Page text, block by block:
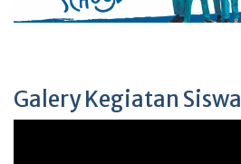
Galery Kegiatan Siswa